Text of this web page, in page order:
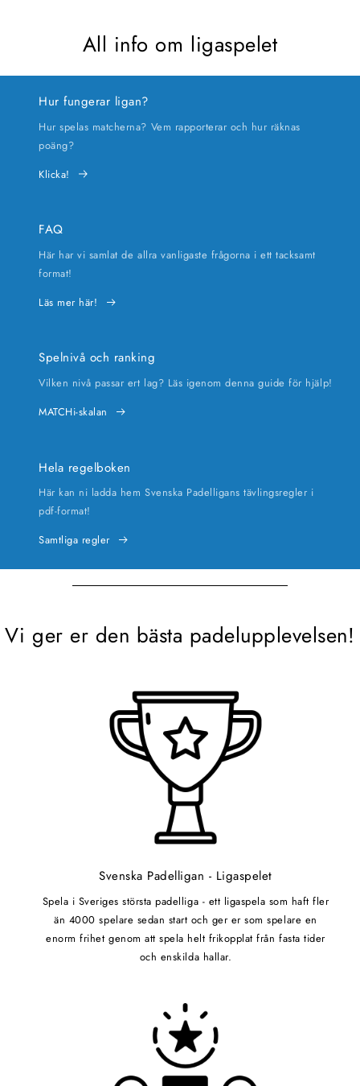
All info om ligaspelet
Hur fungerar ligan?
Hur spelas matcherna? Vem rapporterar och hur räknas
poäng?
Klicka!
FAQ
Här har vi samlat de allra vanligaste frågorna i ett tacksamt
format!
Läs mer här!
Spelnivå och ranking
Vilken nivå passar ert lag? Läs igenom denna guide för hjälp!
MATCHi-skalan
Hela regelboken
Här kan ni ladda hem Svenska Padelligans tävlingsregler i
pdf-format!
Samtliga regler
Vi ger er den bästa padelupplevelsen!
Svenska Padelligan - Ligaspelet
Spela i Sveriges största padelliga - ett ligaspela som haft fler
än 4000 spelare sedan start och ger er som spelare en
enorm frihet genom att spela helt frikopplat från fasta tider
och enskilda hallar.